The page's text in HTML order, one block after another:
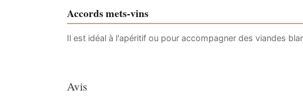
Accords mets-vins
Il est idéal à l'apéritif ou pour accompagner des viandes
Avis